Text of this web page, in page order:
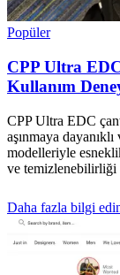
Popüler
CPP Ultra EDC
Kullanım
CPP Ultra EDC
aşınmaya
modelleriyle
ve temizlenebilirliği
Daha fazla bilgi